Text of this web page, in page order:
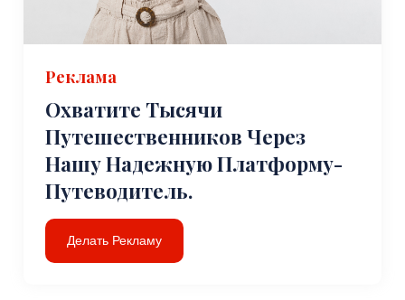
Реклама
Охватите Тысячи
Путешественников Через
Нашу Надежную Платформу-
Путеводитель.
Делать Рекламу